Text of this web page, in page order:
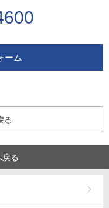
ーム
る
る